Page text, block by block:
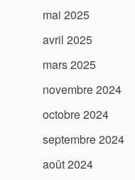
mai 2025
avril 2025
mars 2025
novembre 2024
octobre 2024
septembre 2024
août 2024